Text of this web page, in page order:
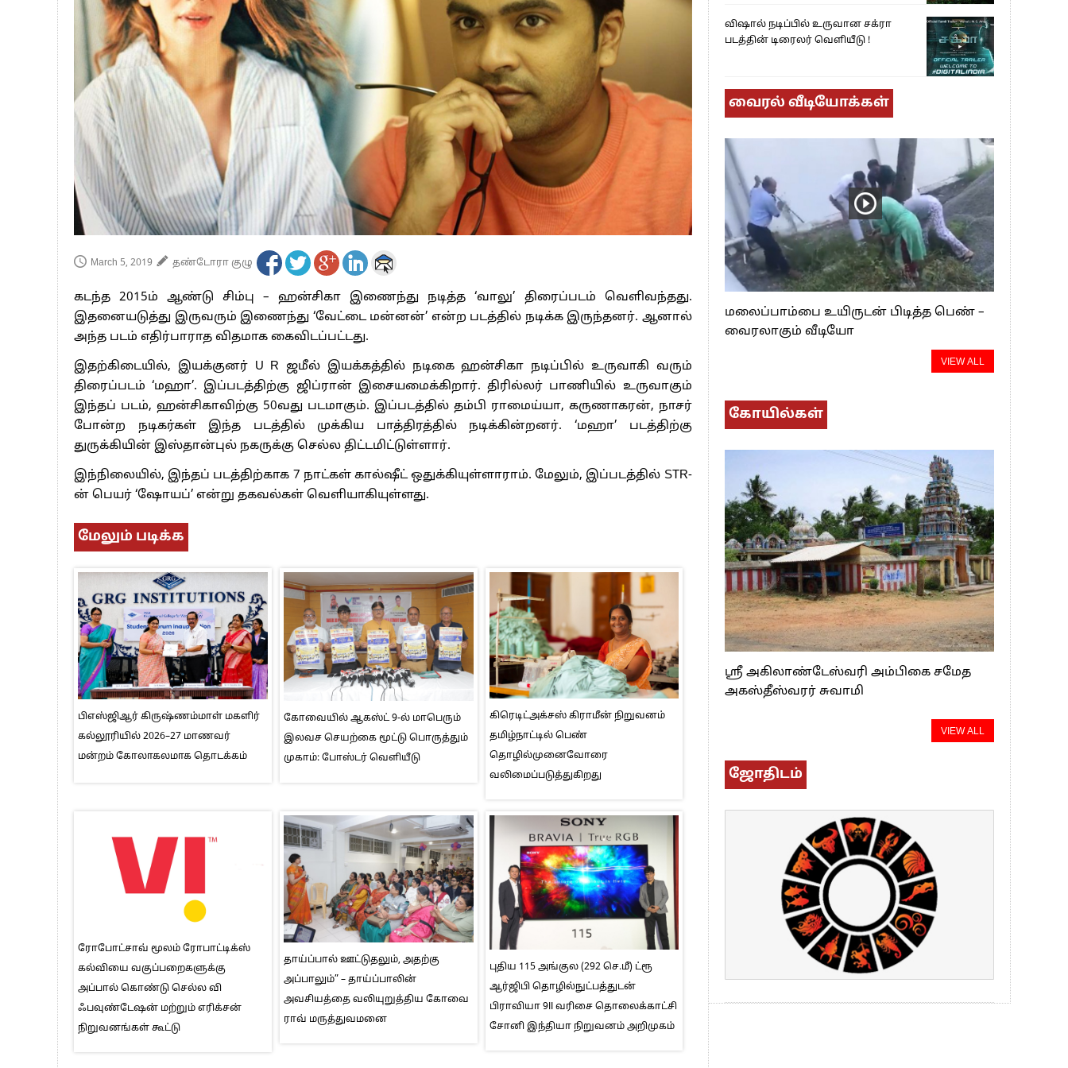
பாகிஸ்தானின் அணு ஆயுத மிரட்டலுக்கு அஞ்சமாட்டோம் – இந்தியா
மத்திய ஆசிரியர் தகுதித் தேர்வு: பட்டதாரிகள் அக்.16 வரை விண்ணப்பிக்கலாம்
தமிழக சட்டப்பேரவையில் காலியிடங்கள் 6 ஆக உயர்வு
March 5, 2019 தண்டோரா குழு
கடந்த 2015ம் ஆண்டு சிம்பு – ஹன்சிகா இணைந்து நடித்த ‘வாலு’ திரைப்படம் வெளிவந்தது.
இதனையடுத்து இருவரும் இணைந்து ‘வேட்டை மன்னன்’ என்ற படத்தில் நடிக்க இருந்தனர். ஆனால்
அந்த படம் எதிர்பாராத விதமாக கைவிடப்பட்டது.
இதற்கிடையில், இயக்குனர் U R ஜமீல் இயக்கத்தில் நடிகை ஹன்சிகா நடிப்பில் உருவாகி வரும்
திரைப்படம் ‘மஹா’. இப்படத்திற்கு ஜிப்ரான் இசையமைக்கிறார். திரில்லர் பாணியில் உருவாகும்
இந்தப் படம், ஹன்சிகாவிற்கு 50வது படமாகும். இப்படத்தில் தம்பி ராமைய்யா, கருணாகரன், நாசர்
போன்ற நடிகர்கள் இந்த படத்தில் முக்கிய பாத்திரத்தில் நடிக்கின்றனர். ‘மஹா’ படத்திற்கு
துருக்கியின் இஸ்தான்புல் நகருக்கு செல்ல திட்டமிட்டுள்ளார்.
இந்நிலையில், இந்தப் படத்திற்காக 7 நாட்கள் கால்ஷீட் ஒதுக்கியுள்ளாராம். மேலும், இப்படத்தில் STR-
ன் பெயர் ‘ஷோயப்’ என்று தகவல்கள் வெளியாகியுள்ளது.
மேலும் படிக்க
பிஎஸ்ஜிஆர் கிருஷ்ணம்மாள் மகளிர்
கல்லூரியில் 2026–27 மாணவர்
மன்றம் கோலாகலமாக தொடக்கம்
கோவையில் ஆகஸ்ட் 9-ல் மாபெரும்
இலவச செயற்கை மூட்டு பொருத்தும்
முகாம்: போஸ்டர் வெளியீடு
கிரெடிட்அக்சஸ் கிராமீன் நிறுவனம்
தமிழ்நாட்டில் பெண்
தொழில்முனைவோரை
வலிமைப்படுத்துகிறது
ரோபோட்சாவ் மூலம் ரோபாட்டிக்ஸ்
கல்வியை வகுப்பறைகளுக்கு
அப்பால் கொண்டு செல்ல வி
ஃபவுண்டேஷன் மற்றும் எரிக்சன்
நிறுவனங்கள் கூட்டு
தாய்ப்பால் ஊட்டுதலும், அதற்கு
அப்பாலும்” – தாய்ப்பாலின்
அவசியத்தை வலியுறுத்திய கோவை
ராவ் மருத்துவமனை
புதிய 115 அங்குல (292 செ.மீ) ட்ரூ
ஆர்ஜிபி தொழில்நுட்பத்துடன்
பிராவியா 9II வரிசை தொலைக்காட்சி
சோனி இந்தியா நிறுவனம் அறிமுகம்
விஷால் நடிப்பில் உருவான சக்ரா
படத்தின் டிரைலர் வெளியீடு !
வைரல் வீடியோக்கள்
மலைப்பாம்பை உயிருடன் பிடித்த பெண் –
வைரலாகும் வீடியோ
VIEW ALL
கோயில்கள்
ஸ்ரீ அகிலாண்டேஸ்வரி அம்பிகை சமேத
அகஸ்தீஸ்வரர் சுவாமி
VIEW ALL
ஜோதிடம்